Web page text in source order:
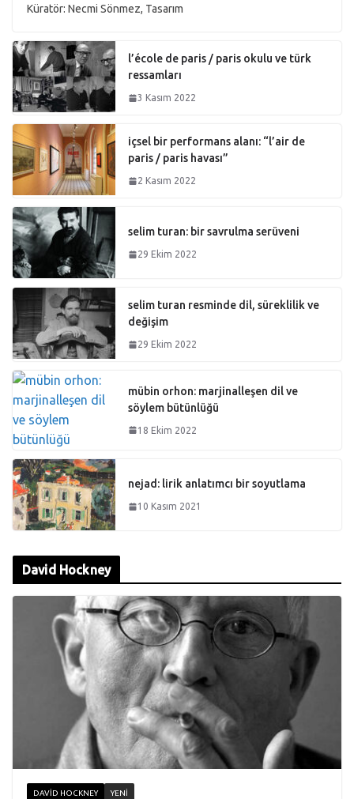
Küratör: Necmi Sönmez, Tasarım
l’école de paris / paris okulu ve türk
ressamları
3 Kasım 2022
içsel bir performans alanı: “l’air de
paris / paris havası”
2 Kasım 2022
selim turan: bir savrulma serüveni
29 Ekim 2022
selim turan resminde dil, süreklilik ve
değişim
29 Ekim 2022
mübin orhon: marjinalleşen dil ve
söylem bütünlüğü
18 Ekim 2022
nejad: lirik anlatımcı bir soyutlama
10 Kasım 2021
David Hockney
DAVID HOCKNEY YENI